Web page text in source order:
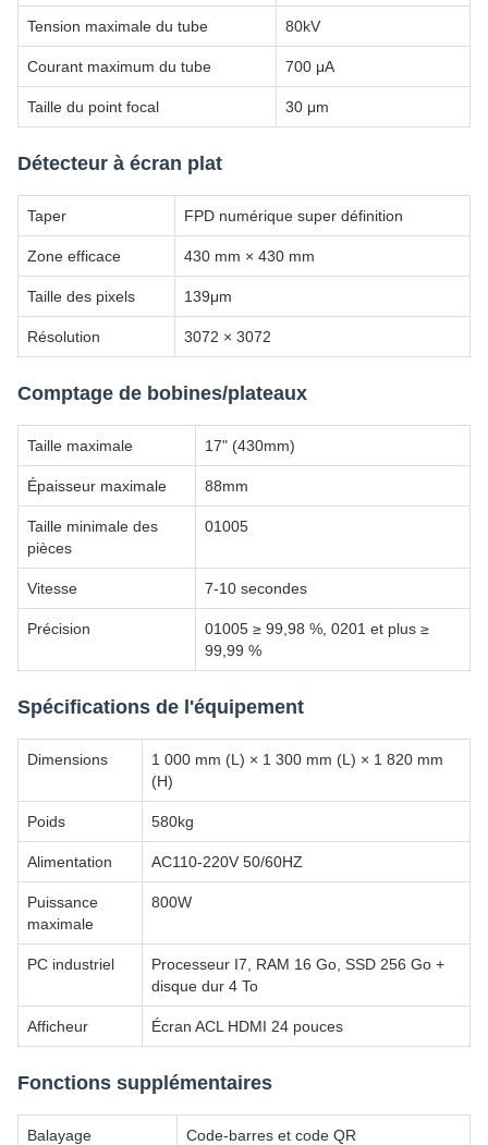
Tension maximale du tube 80kV
Courant maximum du tube 700 μA
Taille du point focal 30 μm
Détecteur à écran plat
Taper FPD numérique super définition
Zone efficace 430 mm × 430 mm
Taille des pixels 139μm
Résolution 3072 × 3072
Comptage de bobines/plateaux
Taille maximale 17" (430mm)
Épaisseur maximale 88mm
Taille minimale des
pièces
01005
Vitesse 7-10 secondes
Précision
01005 ≥ 99,98 %, 0201 et plus ≥
99,99 %
Spécifications de l'équipement
Dimensions
1 000 mm (L) × 1 300 mm (L) × 1 820 mm
(H)
Poids 580kg
Alimentation AC110-220V 50/60HZ
Puissance
maximale
800W
PC industriel
Processeur I7, RAM 16 Go, SSD 256 Go +
disque dur 4 To
Afficheur Écran ACL HDMI 24 pouces
Fonctions supplémentaires
Balayage
Code-barres et code QR